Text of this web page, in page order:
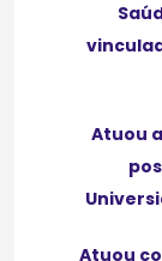
Atuou
Atuou